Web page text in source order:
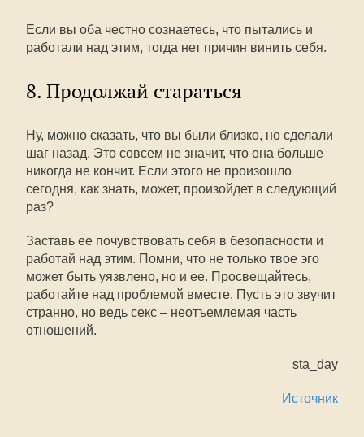
Если вы оба честно сознаетесь, что пытались и
работали над этим, тогда нет причин винить себя.
8. Продолжай стараться
Ну, можно сказать, что вы были близко, но сделали
шаг назад. Это совсем не значит, что она больше
никогда не кончит. Если этого не произошло
сегодня, как знать, может, произойдет в следующий
раз?
Заставь ее почувствовать себя в безопасности и
работай над этим. Помни, что не только твое эго
может быть уязвлено, но и ее. Просвещайтесь,
работайте над проблемой вместе. Пусть это звучит
странно, но ведь секс – неотъемлемая часть
отношений.
sta_day
Источник